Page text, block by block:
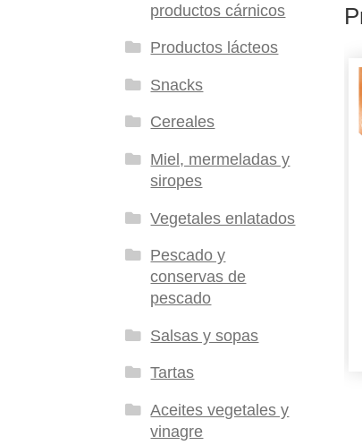
productos cárnicos
Productos lácteos
Snacks
Cereales
Miel, mermeladas y
siropes
Vegetales enlatados
Pescado y
conservas de
pescado
Salsas y sopas
Tartas
Aceites vegetales y
vinagre